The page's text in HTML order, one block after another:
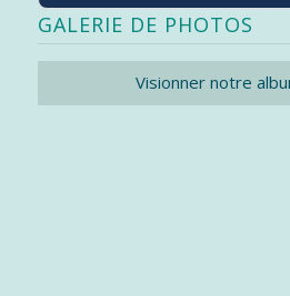
GALERIE DE PHOTOS
Visionner notre